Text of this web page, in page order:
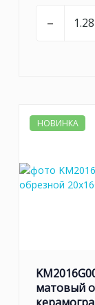
–
НОВИНКА
матовый